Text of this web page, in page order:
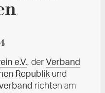
e.V., der Verband
Republik und
richten am